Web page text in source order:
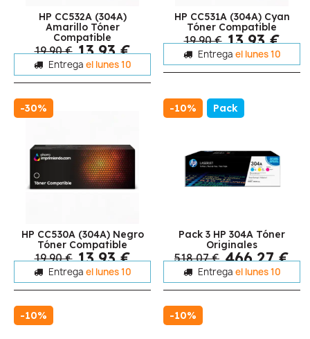
HP CC532A (304A)
Amarillo Tóner
Compatible
19,90 € 13,93 €
Entrega el lunes 10
HP CC531A (304A) Cyan
Tóner Compatible
19,90 € 13,93 €
Entrega el lunes 10
-30%
HP CC530A (304A) Negro
Tóner Compatible
19,90 € 13,93 €
Entrega el lunes 10
-10% Pack
Pack 3 HP 304A Tóner
Originales
518,07 € 466,27 €
Entrega el lunes 10
-10% -10%